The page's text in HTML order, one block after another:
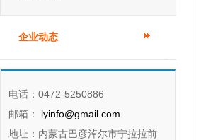
企业动态
电话：0472-5250886
邮箱：
lyinfo@gmail.com
地址：内蒙古巴彦淖尔市宁拉拉前